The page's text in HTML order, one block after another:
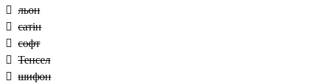
льон
сатін
софт
Тенсел
шифон